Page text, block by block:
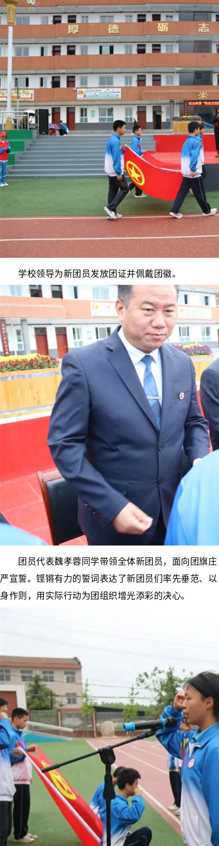
学校领导为新团员发放团证并佩戴团徽。
团员代表魏孝蓉同学带领全体新团员，面向团旗庄
严宣誓。铿锵有力的誓词表达了新团员们率先垂范、以
身作则，用实际行动为团组织增光添彩的决心。